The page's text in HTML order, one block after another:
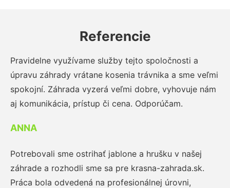
Referencie
Pravidelne využívame služby tejto spoločnosti a
úpravu záhrady vrátane kosenia trávnika a sme veľmi
spokojní. Záhrada vyzerá veľmi dobre, vyhovuje nám
aj komunikácia, prístup či cena. Odporúčam.
ANNA
Potrebovali sme ostrihať jablone a hrušku v našej
záhrade a rozhodli sme sa pre krasna-zahrada.sk.
Práca bola odvedená na profesionálnej úrovni,